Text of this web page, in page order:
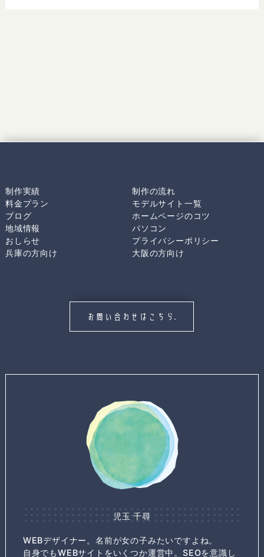
制作実績
制作の流れ
料金プラン
モデルサイト一覧
ブログ
ホームページのコツ
地域情報
パソコン
おしらせ
プライバシーポリシー
兵庫の方向け
大阪の方向け
お問い合わせはこちら.
児玉 千尋
WEBデザイナー。名前が女の子みたいですよね。
自身でもWEBサイトをいくつか運営中。SEOを意識し